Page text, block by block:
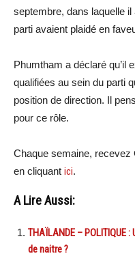
septembre, dans laquelle
parti avaient plaidé en
Phumtham a déclaré qu’il
qualifiées au sein du parti
position de direction. Il
pour ce rôle.
Chaque semaine,
en cliquant ici.
A Lire Aussi:
THAÏLANDE – POLITIQUE
de naitre ?